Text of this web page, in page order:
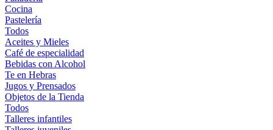
Cocina
Pastelería
Todos
Aceites y Mieles
Café de especialidad
Bebidas con Alcohol
Te en Hebras
Jugos y Prensados
Objetos de la Tienda
Todos
Talleres infantiles